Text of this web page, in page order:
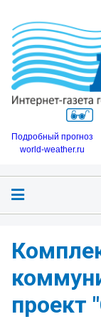
Подробный прогноз
world-weather.ru
проект